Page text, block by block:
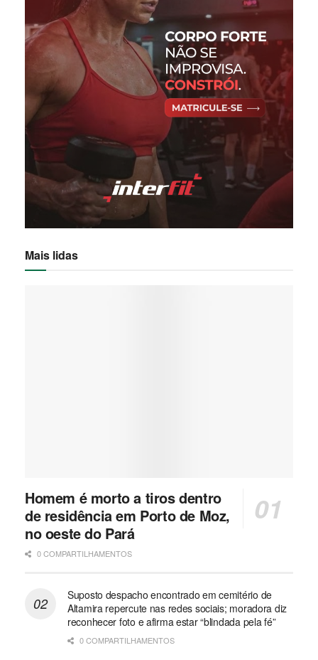
Mais lidas
Homem é morto a tiros dentro
de residência em Porto de Moz,
no oeste do Pará
0 COMPARTILHAMENTOS
Suposto despacho encontrado em cemitério de
Altamira repercute nas redes sociais; moradora diz
reconhecer foto e afirma estar “blindada pela fé”
0 COMPARTILHAMENTOS